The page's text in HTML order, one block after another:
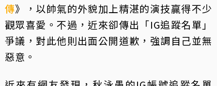
傳》，以帥氣的外貌加上精湛的演技贏得不少
觀眾喜愛。不過，近來卻傳出「IG追蹤名單」
爭議，對此他則出面公開道歉，強調自己並無
惡意。